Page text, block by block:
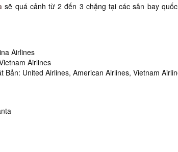
sẽ quá cảnh từ 2 đến 3 chặng tại các sân bay
Airlines
Airlines
United Airlines, American Airlines, Vietnam